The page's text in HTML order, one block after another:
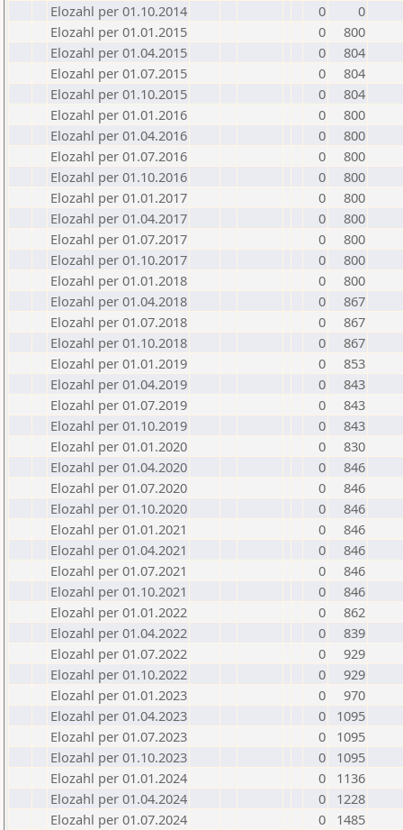
Elozahl per 01.10.2014
0
0
Elozahl per 01.01.2015
0
800
Elozahl per 01.04.2015
0
804
Elozahl per 01.07.2015
0
804
Elozahl per 01.10.2015
0
804
Elozahl per 01.01.2016
0
800
Elozahl per 01.04.2016
0
800
Elozahl per 01.07.2016
0
800
Elozahl per 01.10.2016
0
800
Elozahl per 01.01.2017
0
800
Elozahl per 01.04.2017
0
800
Elozahl per 01.07.2017
0
800
Elozahl per 01.10.2017
0
800
Elozahl per 01.01.2018
0
800
Elozahl per 01.04.2018
0
867
Elozahl per 01.07.2018
0
867
Elozahl per 01.10.2018
0
867
Elozahl per 01.01.2019
0
853
Elozahl per 01.04.2019
0
843
Elozahl per 01.07.2019
0
843
Elozahl per 01.10.2019
0
843
Elozahl per 01.01.2020
0
830
Elozahl per 01.04.2020
0
846
Elozahl per 01.07.2020
0
846
Elozahl per 01.10.2020
0
846
Elozahl per 01.01.2021
0
846
Elozahl per 01.04.2021
0
846
Elozahl per 01.07.2021
0
846
Elozahl per 01.10.2021
0
846
Elozahl per 01.01.2022
0
862
Elozahl per 01.04.2022
0
839
Elozahl per 01.07.2022
0
929
Elozahl per 01.10.2022
0
929
Elozahl per 01.01.2023
0
970
Elozahl per 01.04.2023
0
1095
Elozahl per 01.07.2023
0
1095
Elozahl per 01.10.2023
0
1095
Elozahl per 01.01.2024
0
1136
Elozahl per 01.04.2024
0
1228
Elozahl per 01.07.2024
0
1485